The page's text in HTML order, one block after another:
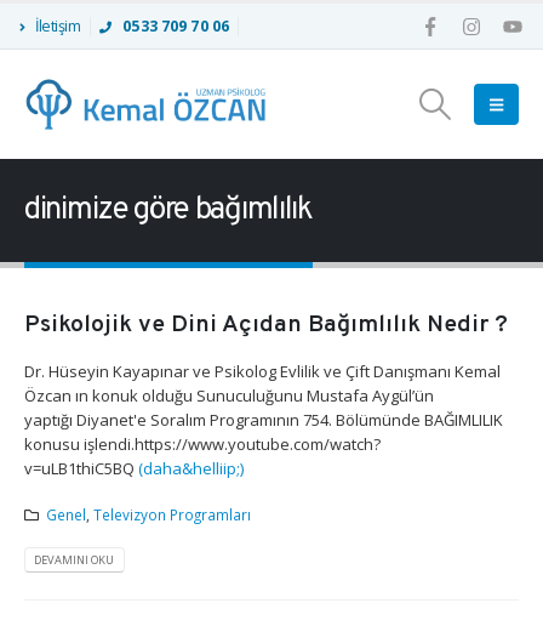
İletişim 0533 709 70 06
dinimize göre bağımlılık
Psikolojik ve Dini Açıdan Bağımlılık Nedir ?
Dr. Hüseyin Kayapınar ve Psikolog Evlilik ve Çift Danışmanı Kemal
Özcan ın konuk olduğu Sunuculuğunu Mustafa Aygül’ün
yaptığı Diyanet'e Soralım Programının 754. Bölümünde BAĞIMLILIK
konusu işlendi.https://www.youtube.com/watch?
v=uLB1thiC5BQ (daha&helliip;)
Genel, Televizyon Programları
DEVAMINI OKU